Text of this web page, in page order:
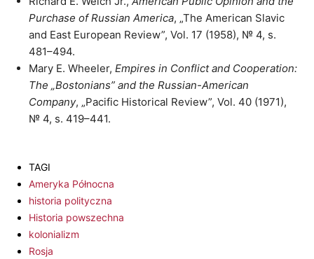
Purchase of Russian America, „The American Slavic
and East European Review”, Vol. 17 (1958), № 4, s.
481–494.
Mary E. Wheeler, Empires in Conflict and Cooperation:
The „Bostonians” and the Russian-American
Company, „Pacific Historical Review”, Vol. 40 (1971),
№ 4, s. 419–441.
TAGI
Ameryka Północna
historia polityczna
Historia powszechna
kolonializm
Rosja